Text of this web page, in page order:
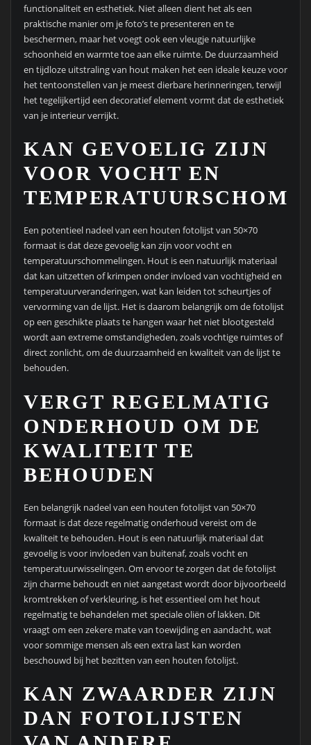
functionaliteit en esthetiek. Niet alleen dient het als een
praktische manier om je foto’s te presenteren en te
beschermen, maar het voegt ook een vleugje natuurlijke
schoonheid en warmte toe aan elke ruimte. De duurzaamheid
en tijdloze uitstraling van hout maken het een ideale keuze voor
het tentoonstellen van je meest dierbare herinneringen, terwijl
het tegelijkertijd een decoratief element vormt dat de esthetiek
van je interieur verrijkt.
KAN GEVOELIG ZIJN
VOOR VOCHT EN
Een potentieel nadeel van een houten fotolijst van 50×70
formaat is dat deze gevoelig kan zijn voor vocht en
temperatuurschommelingen. Hout is een natuurlijk materiaal
dat kan uitzetten of krimpen onder invloed van vochtigheid en
temperatuurveranderingen, wat kan leiden tot scheurtjes of
vervorming van de lijst. Het is daarom belangrijk om de fotolijst
op een geschikte plaats te hangen waar het niet blootgesteld
wordt aan extreme omstandigheden, zoals vochtige ruimtes of
direct zonlicht, om de duurzaamheid en kwaliteit van de lijst te
behouden.
VERGT REGELMATIG
ONDERHOUD OM DE
KWALITEIT TE
BEHOUDEN
Een belangrijk nadeel van een houten fotolijst van 50×70
formaat is dat deze regelmatig onderhoud vereist om de
kwaliteit te behouden. Hout is een natuurlijk materiaal dat
gevoelig is voor invloeden van buitenaf, zoals vocht en
temperatuurwisselingen. Om ervoor te zorgen dat de fotolijst
zijn charme behoudt en niet aangetast wordt door bijvoorbeeld
kromtrekken of verkleuring, is het essentieel om het hout
regelmatig te behandelen met speciale oliën of lakken. Dit
vraagt om een zekere mate van toewijding en aandacht, wat
voor sommige mensen als een extra last kan worden
beschouwd bij het bezitten van een houten fotolijst.
KAN ZWAARDER ZIJN
DAN FOTOLIJSTEN